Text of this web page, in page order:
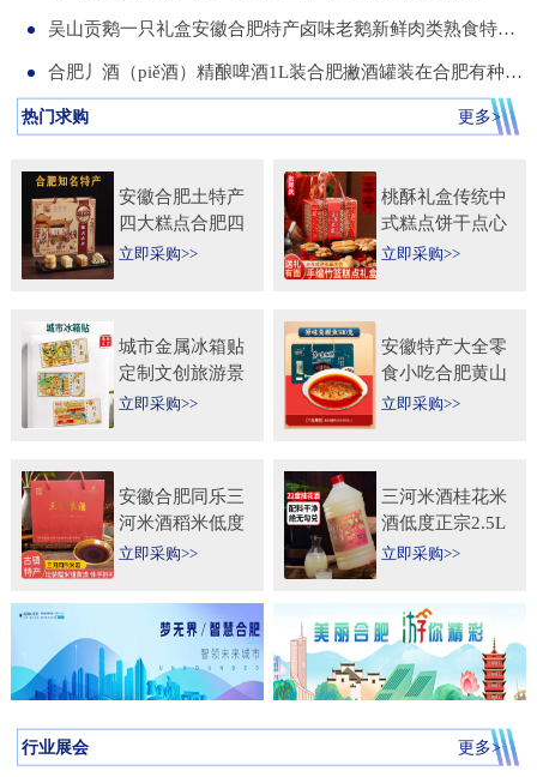
吴山贡鹅一只礼盒安徽合肥特产卤味老鹅新鲜肉类熟食特色小吃包邮
合肥丿酒（piě酒）精酿啤酒1L装合肥撇酒罐装在合肥有种局叫丿酒
热门求购 更多>
安徽合肥土特产
四大糕点合肥四
大名点礼盒零食
立即采购>>
桃酥礼盒传统中
式糕点饼干点心
特产食品伴手礼
立即采购>>
城市金属冰箱贴
定制文创旅游景
区纪念礼品定做
立即采购>>
安徽特产大全零
食小吃合肥黄山
烧饼糕点臭鳜鱼
立即采购>>
安徽合肥同乐三
河米酒稻米低度
甜黄酒坛装
送礼自饮
立即采购>>
三河米酒桂花米
酒低度正宗2.5L
桶纯手工安徽糯
立即采购>>
行业展会 更多>